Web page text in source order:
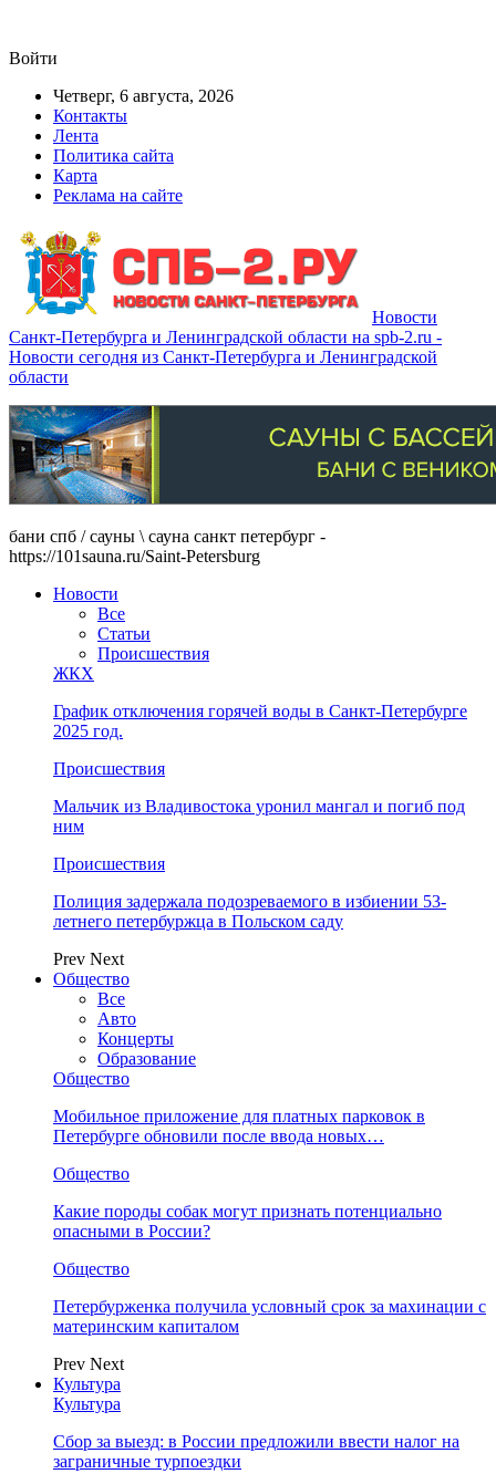
Войти
Четверг, 6 августа, 2026
Контакты
Лента
Политика сайта
Карта
Реклама на сайте
Новости
Санкт-Петербурга и Ленинградской области на spb-2.ru -
Новости сегодня из Санкт-Петербурга и Ленинградской
области
бани спб / сауны \ сауна санкт петербург -
https://101sauna.ru/Saint-Petersburg
Новости
Все
Статьи
Происшествия
ЖКХ
График отключения горячей воды в Санкт-Петербурге
2025 год.
Происшествия
Мальчик из Владивостока уронил мангал и погиб под
ним
Происшествия
Полиция задержала подозреваемого в избиении 53-
летнего петербуржца в Польском саду
Prev Next
Общество
Все
Авто
Концерты
Образование
Общество
Мобильное приложение для платных парковок в
Петербурге обновили после ввода новых…
Общество
Какие породы собак могут признать потенциально
опасными в России?
Общество
Петербурженка получила условный срок за махинации с
материнским капиталом
Prev Next
Культура
Культура
Сбор за выезд: в России предложили ввести налог на
заграничные турпоездки